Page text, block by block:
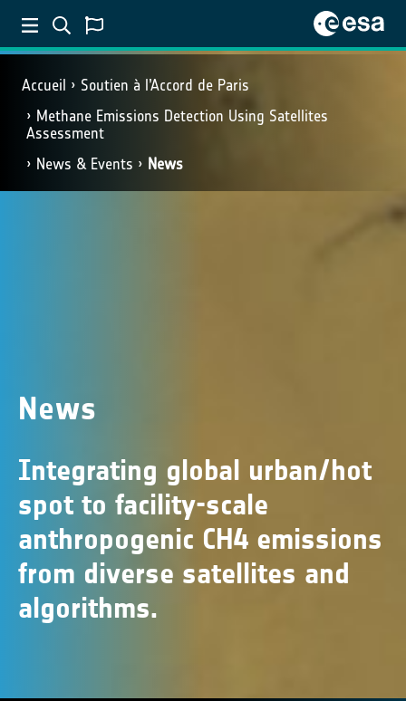
Accueil
Soutien à l’Accord de Paris
Methane Emissions Detection Using Satellites
Assessment
News & Events
News
News
Integrating global urban/hot
spot to facility-scale
anthropogenic CH4 emissions
from diverse satellites and
algorithms.